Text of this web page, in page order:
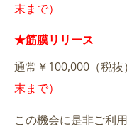
末まで）
★筋膜リリース
通常￥100,000（税
末まで）
この機会に是非ご利